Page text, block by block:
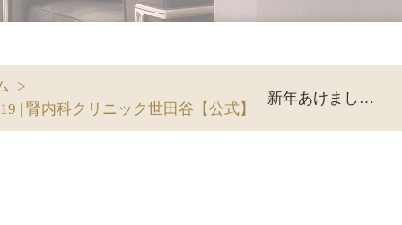
>
| 腎内科クリニック世田谷【公式】
新年あけましておめでとうございます。